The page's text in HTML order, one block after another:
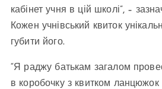
кабінет учня в цій школі”, –
Кожен учнівський квиток
губити його.
“Я раджу батькам загалом
в коробочку з квитком ланцюжок